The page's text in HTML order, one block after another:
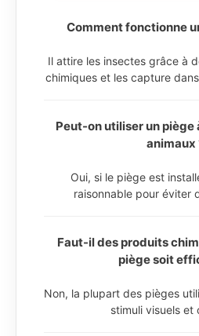
Comment fonctionne
Il attire les insectes grâce à
chimiques et les capture
Peut-on utiliser un piège
animaux
Oui, si le piège est
raisonnable pour éviter
Faut-il des produits
piège soit
Non, la plupart des pièges
stimuli visuels et